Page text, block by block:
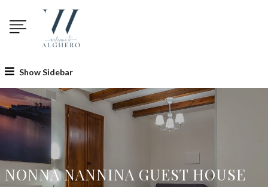
Show Sidebar
NONNA NANNINA GUEST HOUSE